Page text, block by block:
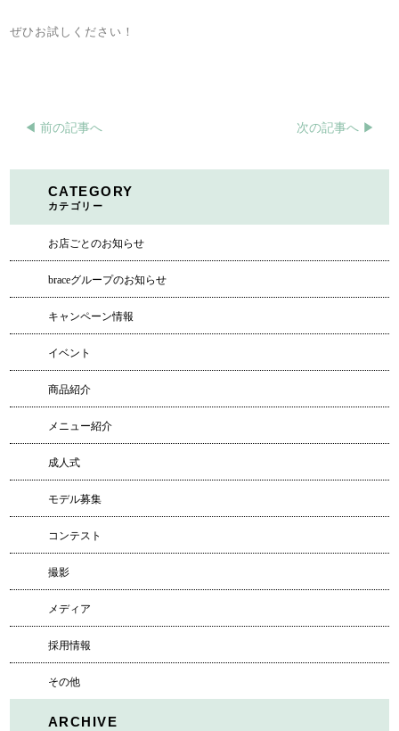
ぜひお試しください！
◀︎ 前の記事へ 次の記事へ ▶︎
CATEGORY
カテゴリー
お店ごとのお知らせ
braceグループのお知らせ
キャンペーン情報
イベント
商品紹介
メニュー紹介
成人式
モデル募集
コンテスト
撮影
メディア
採用情報
その他
ARCHIVE